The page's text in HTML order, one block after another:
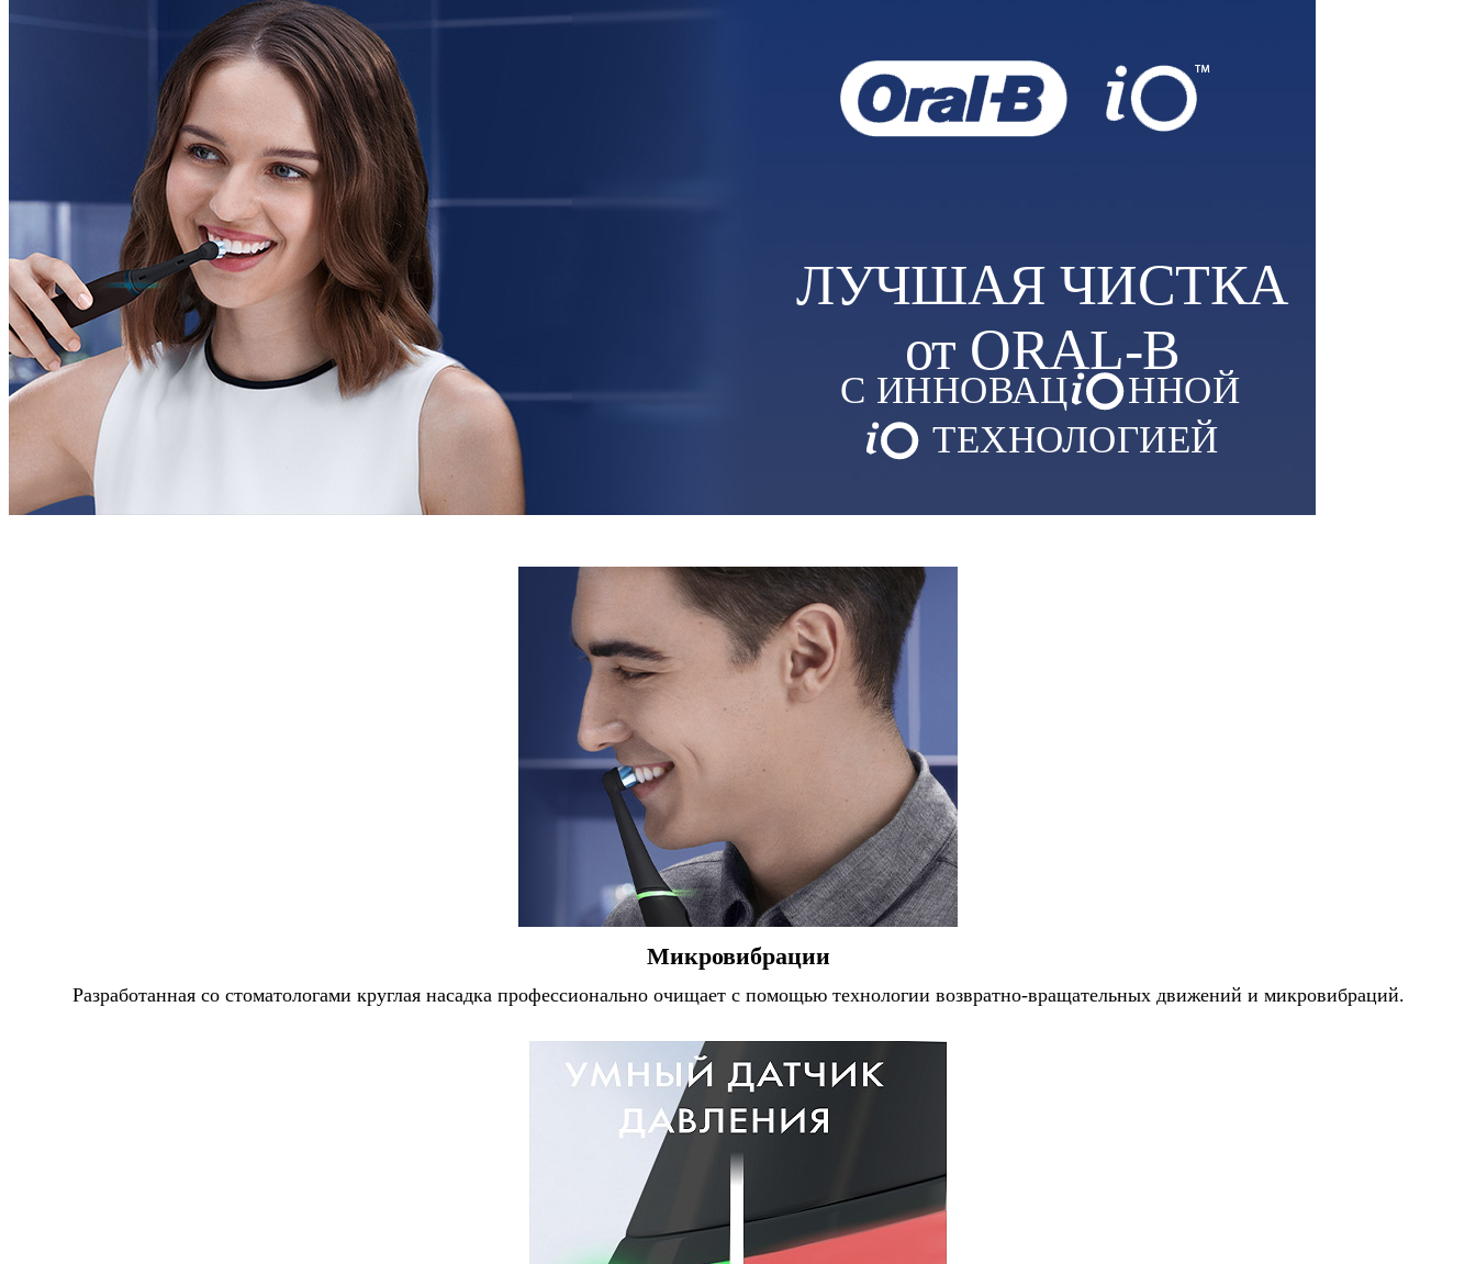
ЛУЧШАЯ ЧИСТКА
от ORAL-B
С ИННОВАЦ
ННОЙ
ТЕХНОЛОГИЕЙ
Микровибрации
Разработанная со стоматологами круглая насадка профессионально очищает с помощью технологии возвратно-вращательных движений и микровибраций.